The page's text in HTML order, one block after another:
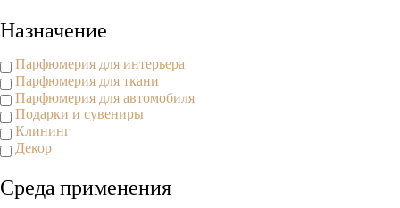
Назначение
Парфюмерия для интерьера
Парфюмерия для ткани
Парфюмерия для автомобиля
Подарки и сувениры
Клининг
Декор
Среда применения